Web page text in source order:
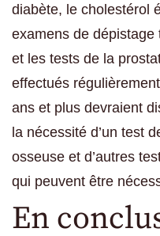
diabète, le cholestérol
examens de
et les tests de la
effectués
ans et plus devraient
la nécessité d’un test
osseuse et d’autres
qui peuvent être
En